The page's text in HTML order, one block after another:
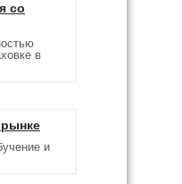
со
в
и